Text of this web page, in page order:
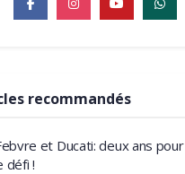
recommandés
et Ducati: deux ans pour
défi !